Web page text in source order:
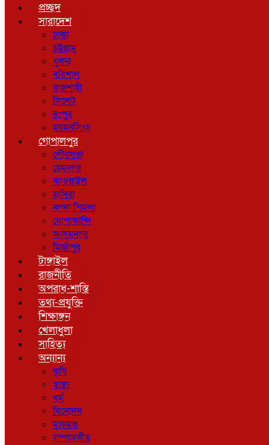
প্রচ্ছদ
সারাদেশ
ঢাকা
চট্টগ্রাম
খুলনা
বরিশাল
রাজশাহী
সিলেট
রংপুর
ময়মনসিংহ
গোপালপুর
পৌরসভা
হেমনগর
ঝাওয়াইল
হাদিরা
নগদা শিমলা
ধোপাকান্দি
আলমনগর
মির্জাপুর
টাঙ্গাইল
রাজনীতি
অপরাধ-শাস্তি
তথ্য-প্রযুক্তি
শিক্ষাঙ্গন
খেলাধুলা
সাহিত্য
অন্যান্য
কৃষি
স্বাস্থ্য
ধর্ম
বিনোদন
মুক্তমত
সম্পাদকীয়